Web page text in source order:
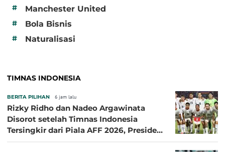
# Manchester United
# Bola Bisnis
# Naturalisasi
TIMNAS INDONESIA
BERITA PILIHAN 6 jam lalu
Rizky Ridho dan Nadeo Argawinata
Disorot setelah Timnas Indonesia
Tersingkir dari Piala AFF 2026, Presiden